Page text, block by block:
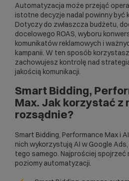
Automatyzacja może przejąć
istotne decyzje nadal powinny być
Dotyczy do zwłaszcza budżetu,
docelowego ROAS, wyboru
komunikatów reklamowych i
kampanii. W ten sposób
zachowujesz kontrolę nad
jakością komunikacji.
Smart Bidding,
Max. Jak korzystać z
rozsądnie?
Smart Bidding, Performance Max i
nich wykorzystują AI w Google
tego samego. Najprościej spojrzeć
poziomy automatyzacji.